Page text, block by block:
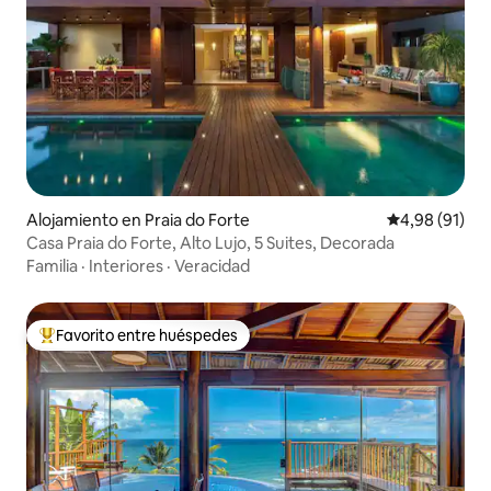
Alojamiento en Praia do Forte Calificación
4,98 (91)
Casa Praia do Forte, Alto Lujo, 5 Suites, Decorada
Familia · Interiores · Veracidad
Favorito entre los huéspedes más destacados
Favorito entre huéspedes